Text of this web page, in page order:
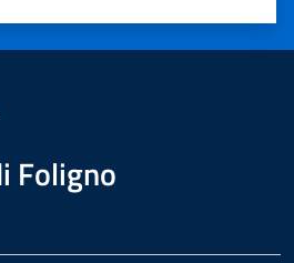
stelle su 5
su 5
5
Foligno